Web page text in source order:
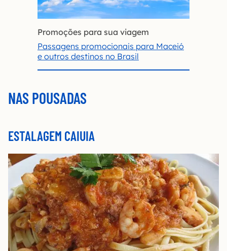
Promoções para sua viagem
Passagens promocionais para Maceió
e outros destinos no Brasil
NAS POUSADAS
ESTALAGEM CAIUIA